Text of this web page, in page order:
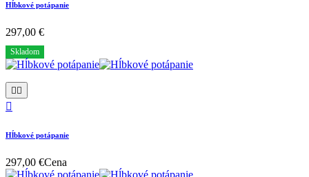
Hĺbkové potápanie
297,00 €
Skladom
 

Hĺbkové potápanie
297,00 €Cena